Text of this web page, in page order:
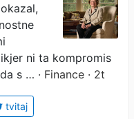
ni ta kompromis
s … · Finance · 2t
tvitaj